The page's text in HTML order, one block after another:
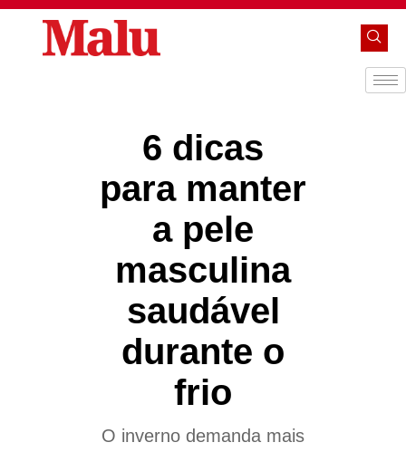
6 dicas
para manter
a pele
masculina
saudável
durante o
frio
O inverno demanda mais